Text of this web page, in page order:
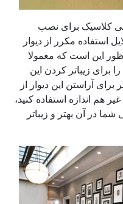
کلاسیک برای نصب
استفاده مکرر از دیوار
این است که معمولا
برای زیباتر کردن این
آراستن این دیوار از
اندازه استفاده کنید،
در آن بهتر و زیباتر